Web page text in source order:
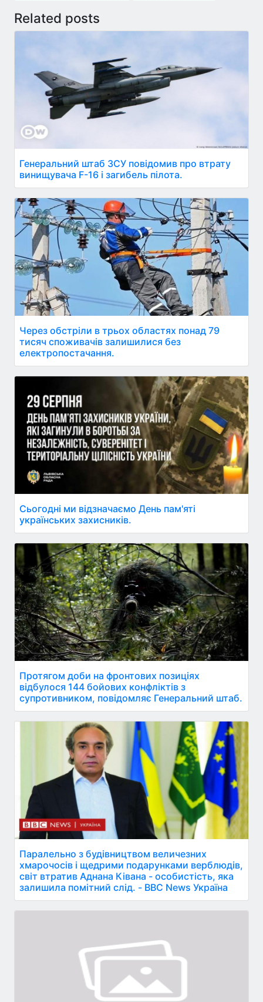
Related posts
Генеральний штаб ЗСУ повідомив про втрату
винищувача F-16 і загибель пілота.
Через обстріли в трьох областях понад 79
тисяч споживачів залишилися без
електропостачання.
Сьогодні ми відзначаємо День пам'яті
українських захисників.
Протягом доби на фронтових позиціях
відбулося 144 бойових конфліктів з
супротивником, повідомляє Генеральний штаб.
Паралельно з будівництвом величезних
хмарочосів і щедрими подарунками верблюдів,
світ втратив Аднана Ківана - особистість, яка
залишила помітний слід. - BBC News Україна